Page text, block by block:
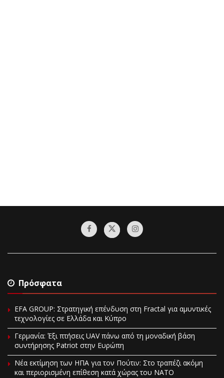
Πρόσφατα
EFA GROUP: Στρατηγική επένδυση στη Fractal για αμυντικές
τεχνολογίες σε Ελλάδα και Κύπρο
Γερμανία: Έξι πτήσεις UAV πάνω από τη μοναδική βάση
συντήρησης Patriot στην Ευρώπη
Νέα εκτίμηση των ΗΠΑ για τον Πούτιν: Στο τραπέζι ακόμη
και περιορισμένη επίθεση κατά χώρας του ΝΑΤΟ